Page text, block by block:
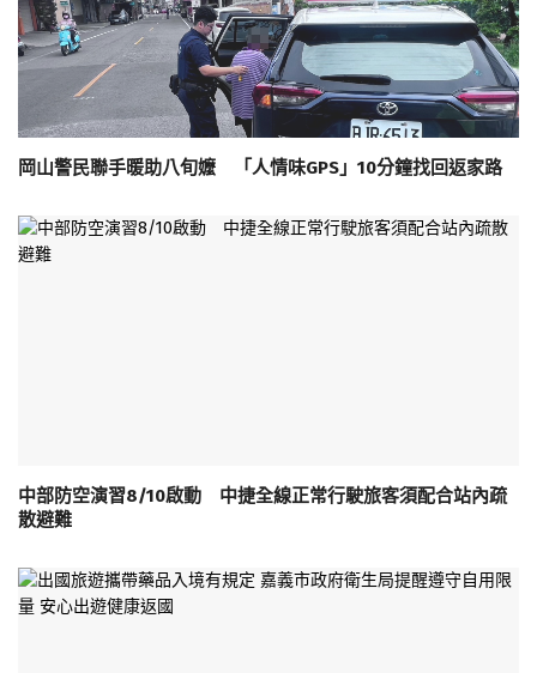
岡山警民聯手暖助八旬嬤 「人情味GPS」10分鐘找回返家路
中部防空演習8/10啟動 中捷全線正常行駛旅客須配合站內疏
散避難